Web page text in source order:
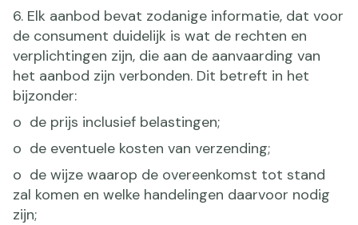
6. Elk aanbod bevat zodanige informatie, dat voor
de consument duidelijk is wat de rechten en
verplichtingen zijn, die aan de aanvaarding van
het aanbod zijn verbonden. Dit betreft in het
bijzonder:
o de prijs inclusief belastingen;
o de eventuele kosten van verzending;
o de wijze waarop de overeenkomst tot stand
zal komen en welke handelingen daarvoor nodig
zijn;